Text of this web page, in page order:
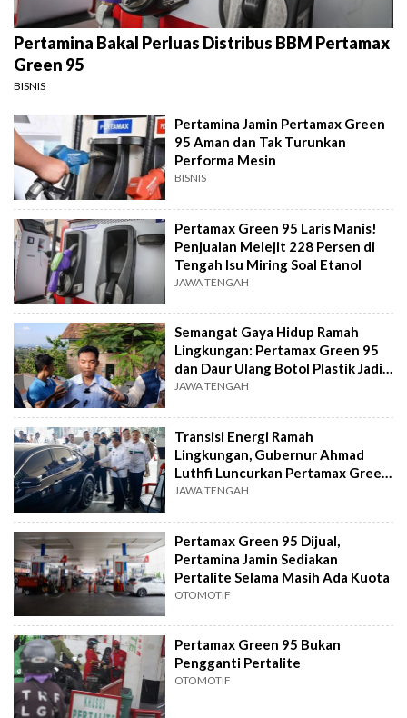
Pertamina Bakal Perluas Distribus BBM Pertamax
Green 95
BISNIS
Pertamina Jamin Pertamax Green
95 Aman dan Tak Turunkan
Performa Mesin
BISNIS
Pertamax Green 95 Laris Manis!
Penjualan Melejit 228 Persen di
Tengah Isu Miring Soal Etanol
JAWA TENGAH
Semangat Gaya Hidup Ramah
Lingkungan: Pertamax Green 95
dan Daur Ulang Botol Plastik Jadi
Pilihan
JAWA TENGAH
Transisi Energi Ramah
Lingkungan, Gubernur Ahmad
Luthfi Luncurkan Pertamax Green
95 di Semarang
JAWA TENGAH
Pertamax Green 95 Dijual,
Pertamina Jamin Sediakan
Pertalite Selama Masih Ada Kuota
OTOMOTIF
Pertamax Green 95 Bukan
Pengganti Pertalite
OTOMOTIF